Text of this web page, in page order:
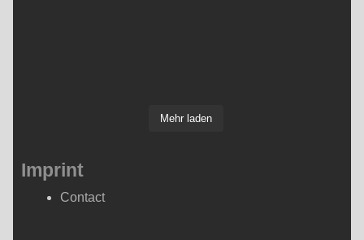
Mehr laden
Imprint
Contact